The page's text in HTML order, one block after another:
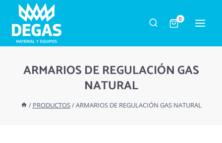
Saltar
contenido
0
ARMARIOS DE REGULACIÓN GAS
NATURAL
/ PRODUCTOS/ARMARIOS DE REGULACIÓN GAS NATURAL